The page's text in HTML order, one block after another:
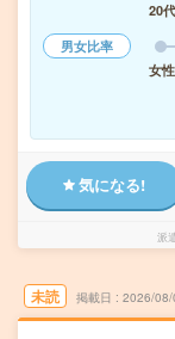
20代
男女比率
女性
気になる!
派
未読 掲載日 2026/08/